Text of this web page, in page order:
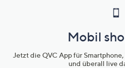
Mobil
Jetzt die QVC App für
und überall live